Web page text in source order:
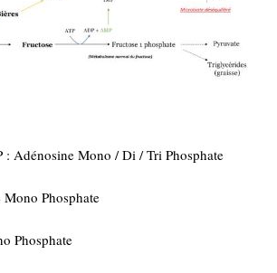
: Adénosine Mono / Di / Tri Phosphate
Phosphate
Phosphate